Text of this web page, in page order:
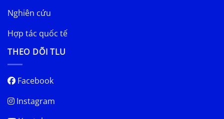
Nghiên cứu
Hợp tác quốc tế
THEO DÕI TLU
Facebook
Instagram